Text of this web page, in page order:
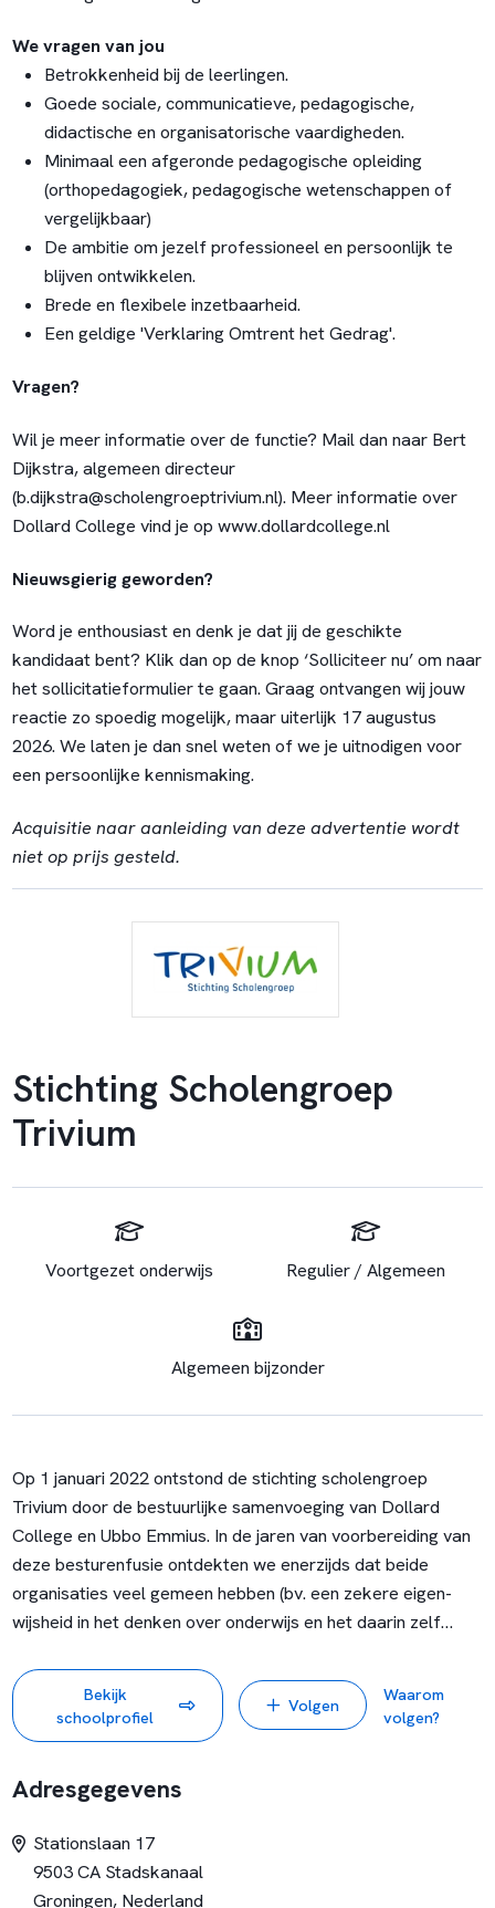
We vragen van jou
Betrokkenheid bij de leerlingen.
Goede sociale, communicatieve, pedagogische,
didactische en organisatorische vaardigheden.
Minimaal een afgeronde pedagogische opleiding
(orthopedagogiek, pedagogische wetenschappen of
vergelijkbaar)
De ambitie om jezelf professioneel en persoonlijk te
blijven ontwikkelen.
Brede en flexibele inzetbaarheid.
Een geldige 'Verklaring Omtrent het Gedrag'.
Vragen?
Wil je meer informatie over de functie? Mail dan naar Bert
Dijkstra, algemeen directeur
(b.dijkstra@scholengroeptrivium.nl). Meer informatie over
Dollard College vind je op www.dollardcollege.nl
Nieuwsgierig geworden?
Word je enthousiast en denk je dat jij de geschikte
kandidaat bent? Klik dan op de knop ‘Solliciteer nu’ om naar
het sollicitatieformulier te gaan. Graag ontvangen wij jouw
reactie zo spoedig mogelijk, maar uiterlijk 17 augustus
2026. We laten je dan snel weten of we je uitnodigen voor
een persoonlijke kennismaking.
Acquisitie naar aanleiding van deze advertentie wordt
niet op prijs gesteld.
Stichting Scholengroep
Trivium
Voortgezet onderwijs Regulier / Algemeen
Algemeen bijzonder
Op 1 januari 2022 ontstond de stichting scholengroep
Trivium door de bestuurlijke samenvoeging van Dollard
College en Ubbo Emmius. In de jaren van voorbereiding van
deze besturenfusie ontdekten we enerzijds dat beide
organisaties veel gemeen hebben (bv. een zekere eigen-
wijsheid in het denken over onderwijs en het daarin zelf
zijn.
In een periode van twee jaren (tot 1 januari 2024) willen
we enerzijds de tijd nemen het gemeenschappelijke te
bundelen met de bedoeling dat krachtig te laten zijn voor de
respecteren en duidelijk te maken wat het eigene is.
strategisch beleidsplan. Het bestuur zal dat in nauw overleg
met de directies ontwikkelen, met name ook omdat vanuit
Bekijk
schoolprofiel
Volgen
Waarom
volgen?
Adresgegevens
Stationslaan 17
9503 CA Stadskanaal
Groningen, Nederland